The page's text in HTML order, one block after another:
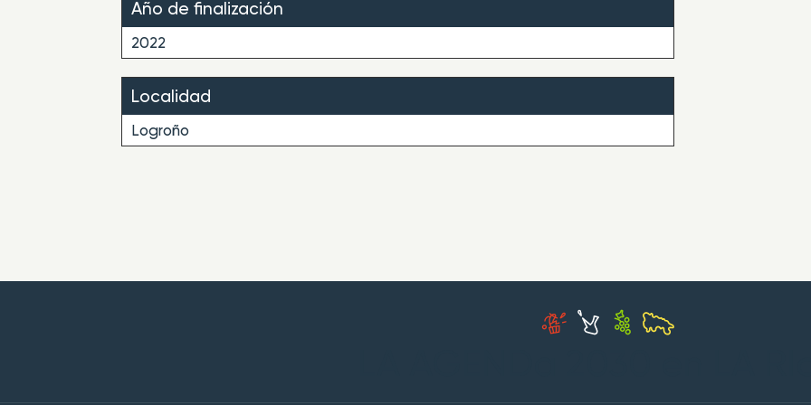
Año de finalización
2022
Localidad
Logroño